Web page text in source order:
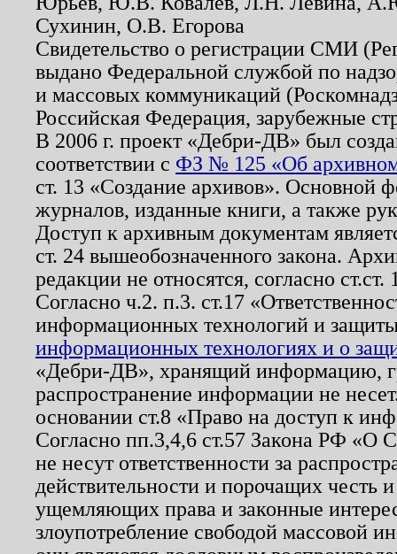
Сухинин, О.В. Егорова
Свидетельство о регистрации СМИ
выдано Федеральной службой по
и массовых коммуникаций
Российская Федерация, зарубежные
В 2006 г. проект «Дебри-ДВ» был
соответствии с ФЗ № 125 «Об
ст. 13 «Создание архивов». Основной
журналов, изданные книги, а также
Доступ к архивным документам
ст. 24 вышеобозначенного закона.
редакции не относятся, согласно
Согласно ч.2. п.3. ст.17
информационных технологий и
информационных технологиях и о
«Дебри-ДВ», хранящий информацию,
распространение информации не
основании ст.8 «Право на доступ к
Согласно пп.3,4,6 ст.57 Закона РФ «О
не несут ответственности за
действительности и порочащих честь
ущемляющих права и законные
злоупотребление свободой массовой